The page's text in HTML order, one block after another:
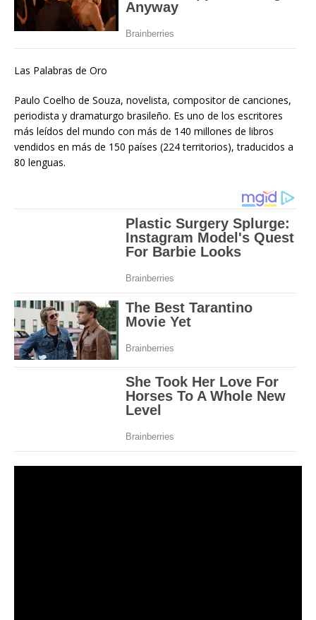
Las Palabras de Oro
Paulo Coelho de Souza, novelista, compositor de canciones,
periodista y dramaturgo brasileño. Es uno de los escritores
más leídos del mundo con más de 140 millones de libros
vendidos en más de 150 países (224 territorios), traducidos a
80 lenguas.